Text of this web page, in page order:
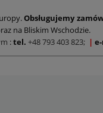
Obsługujemy
na Bliskim Wschodzie.
:tel. +48 793 403 823; |